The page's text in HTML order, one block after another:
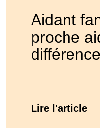
Aidant
proche
Lire l'article